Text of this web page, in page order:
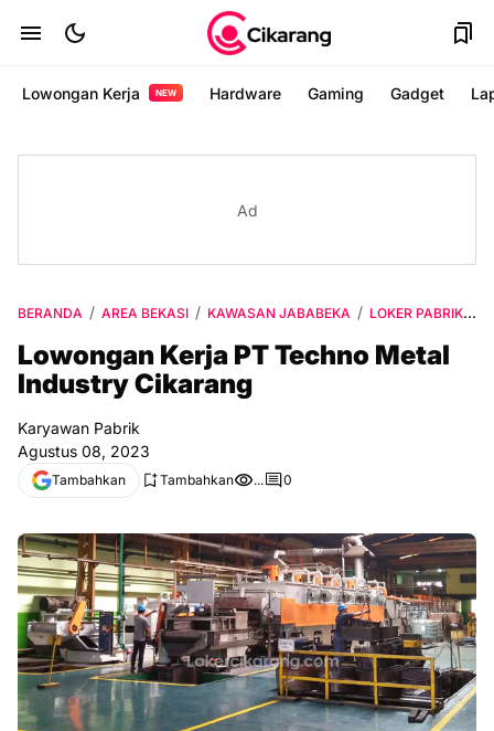
Lowongan Kerja NEW Hardware Gaming Gadget
Ad
BERANDA AREA BEKASI KAWASAN JABABEKA LOKER PABRIK
Lowongan Kerja PT Techno Metal
Industry Cikarang
Karyawan Pabrik
Agustus 08, 2023
Tambahkan Tambahkan ... 0